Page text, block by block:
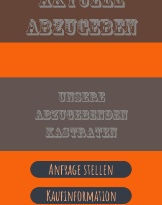
Abzugeben
Unsere
abzugebenden
Kastraten
Anfrage stellen
Kaufinformation